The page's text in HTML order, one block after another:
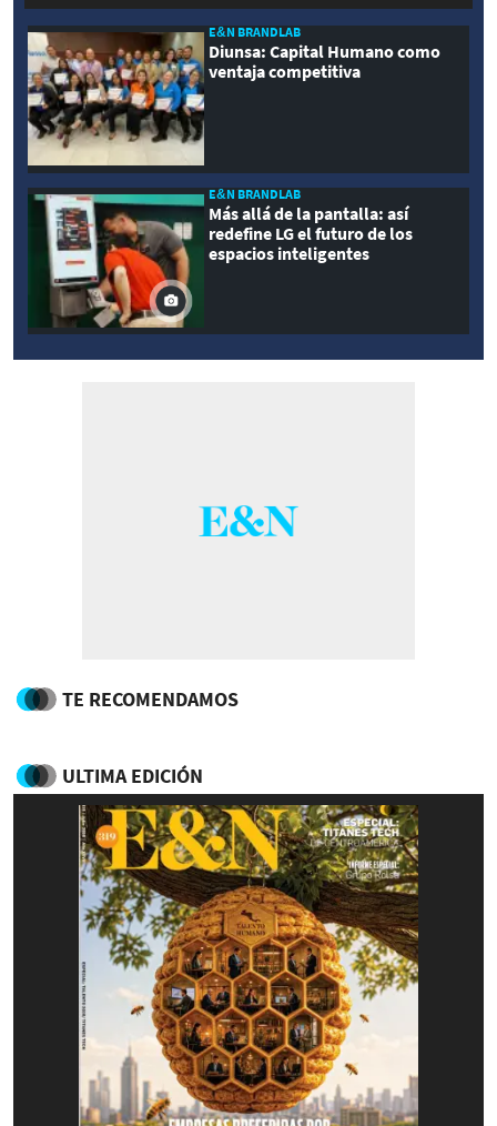
E&N BRANDLAB
Diunsa: Capital Humano como
ventaja competitiva
E&N BRANDLAB
Más allá de la pantalla: así
redefine LG el futuro de los
espacios inteligentes
TE RECOMENDAMOS
ULTIMA EDICIÓN